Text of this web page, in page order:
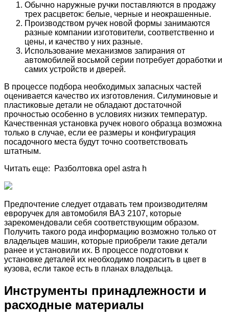
Обычно наружные ручки поставляются в продажу
трех расцветок: белые, черные и неокрашенные.
Производством ручек новой формы занимаются
разные компании изготовители, соответственно и
цены, и качество у них разные.
Использование механизмов запирания от
автомобилей восьмой серии потребует доработки и
самих устройств и дверей.
В процессе подбора необходимых запасных частей
оценивается качество их изготовления. Силуминовые и
пластиковые детали не обладают достаточной
прочностью особенно в условиях низких температур.
Качественная установка ручек нового образца возможна
только в случае, если ее размеры и конфигурация
посадочного места будут точно соответствовать
штатным.
Читать еще: Разболтовка opel astra h
Предпочтение следует отдавать тем производителям
евроручек для автомобиля ВАЗ 2107, которые
зарекомендовали себя соответствующим образом.
Получить такого рода информацию возможно только от
владельцев машин, которые приобрели такие детали
ранее и установили их. В процессе подготовки к
установке деталей их необходимо покрасить в цвет в
кузова, если такое есть в планах владельца.
Инструменты принадлежности и
расходные материалы